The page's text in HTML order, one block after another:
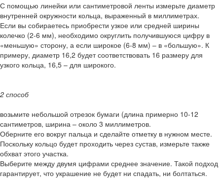
С помощью линейки или сантиметровой ленты измерьте диаметр
внутренней окружности кольца, выраженный в миллиметрах.
Если вы собираетесь приобрести узкое или средней ширины
колечко (2-6 мм), необходимо округлить получившуюся цифру в
«меньшую» сторону, а если широкое (6-8 мм) – в «большую». К
примеру, диаметр 16,2 будет соответствовать 16 размеру для
узкого кольца, 16,5 – для широкого.
2 способ
возьмите небольшой отрезок бумаги (длина примерно 10-12
сантиметров, ширина – около 3 миллиметров.
Оберните его вокруг пальца и сделайте отметку в нужном месте.
Поскольку кольцо будет проходить через сустав, измерьте также
обхват этого участка.
Выберите между двумя цифрами среднее значение. Такой подход
гарантирует, что украшение не будет ни спадать, ни болтаться.